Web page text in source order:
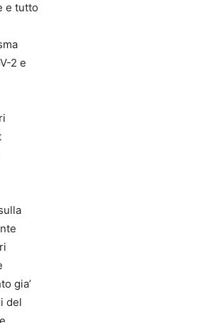
e tutto
2 e
gia’
del